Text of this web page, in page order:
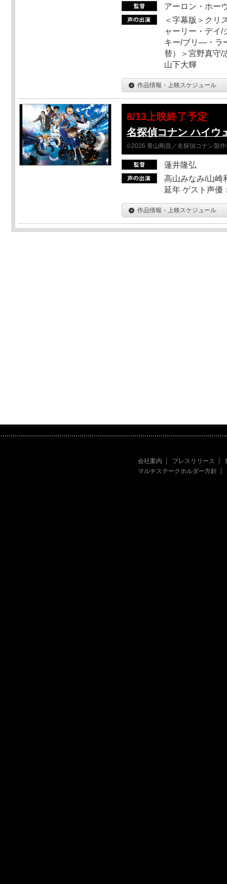
アーロン・ホー
＜字幕版＞クリ
ャーリー・デイ/
キー/ブリ―・ラ
替）＞宮野真守/
山下大輝
作品情報・上映スケジュール
8/13上映終了予定
名探偵コナン ハイウ
©2026 青山剛昌／名探偵コナン製
蓮井隆弘
高山みなみ/山崎
延年 ゲスト声優
作品情報・上映スケジュール
会社案内 プレスリリース
マルチステークホルダー方針